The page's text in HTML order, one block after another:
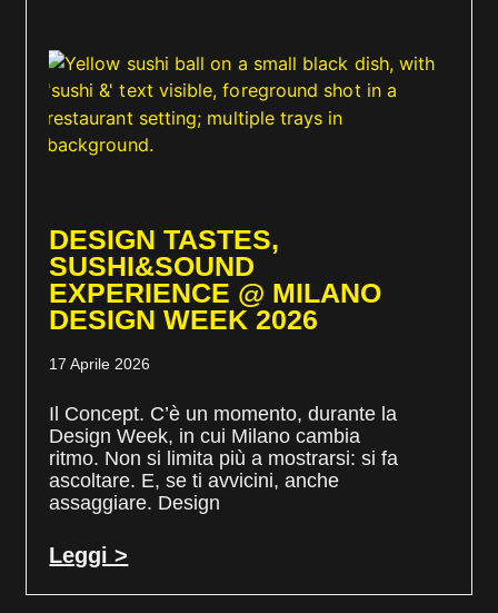
DESIGN TASTES,
SUSHI&SOUND
EXPERIENCE @ MILANO
DESIGN WEEK 2026
17 Aprile 2026
Il Concept. C’è un momento, durante la
Design Week, in cui Milano cambia
ritmo. Non si limita più a mostrarsi: si fa
ascoltare. E, se ti avvicini, anche
assaggiare. Design
Leggi >